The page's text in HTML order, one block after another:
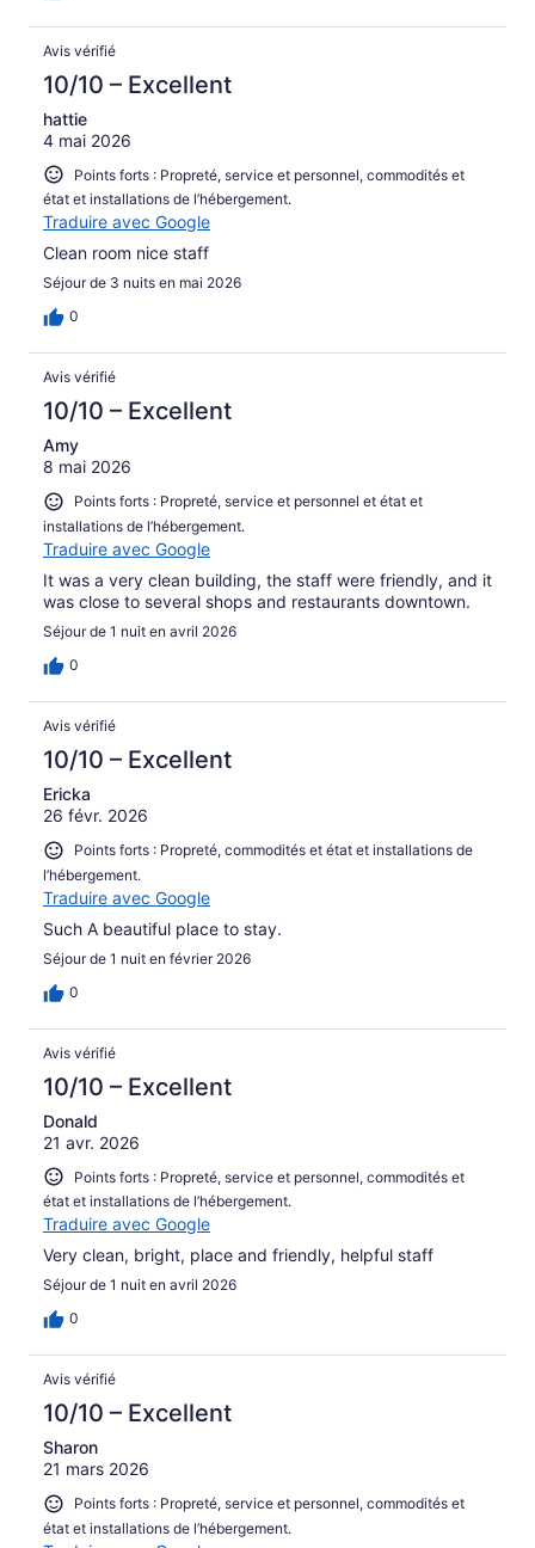
Avis vérifié
10/10 – Excellent
hattie
4 mai 2026
Points forts : Propreté, service et personnel, commodités et
état et installations de l’hébergement.
Traduire avec Google
Clean room nice staff
Séjour de 3 nuits en mai 2026
0
Avis vérifié
10/10 – Excellent
Amy
8 mai 2026
Points forts : Propreté, service et personnel et état et
installations de l’hébergement.
Traduire avec Google
It was a very clean building, the staff were friendly, and it
was close to several shops and restaurants downtown.
Séjour de 1 nuit en avril 2026
0
Avis vérifié
10/10 – Excellent
Ericka
26 févr. 2026
Points forts : Propreté, commodités et état et installations de
l’hébergement.
Traduire avec Google
Such A beautiful place to stay.
Séjour de 1 nuit en février 2026
0
Avis vérifié
10/10 – Excellent
Donald
21 avr. 2026
Points forts : Propreté, service et personnel, commodités et
état et installations de l’hébergement.
Traduire avec Google
Very clean, bright, place and friendly, helpful staff
Séjour de 1 nuit en avril 2026
0
Avis vérifié
10/10 – Excellent
Sharon
21 mars 2026
Points forts : Propreté, service et personnel, commodités et
état et installations de l’hébergement.